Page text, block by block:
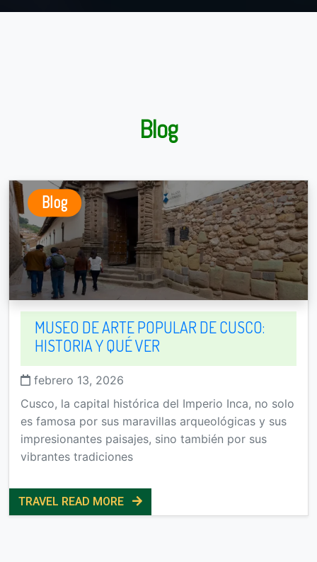
Blog
Blog
MUSEO DE ARTE POPULAR DE CUSCO:
HISTORIA Y QUÉ VER
febrero 13, 2026
Cusco, la capital histórica del Imperio Inca, no solo
es famosa por sus maravillas arqueológicas y sus
impresionantes paisajes, sino también por sus
vibrantes tradiciones
TRAVEL READ MORE